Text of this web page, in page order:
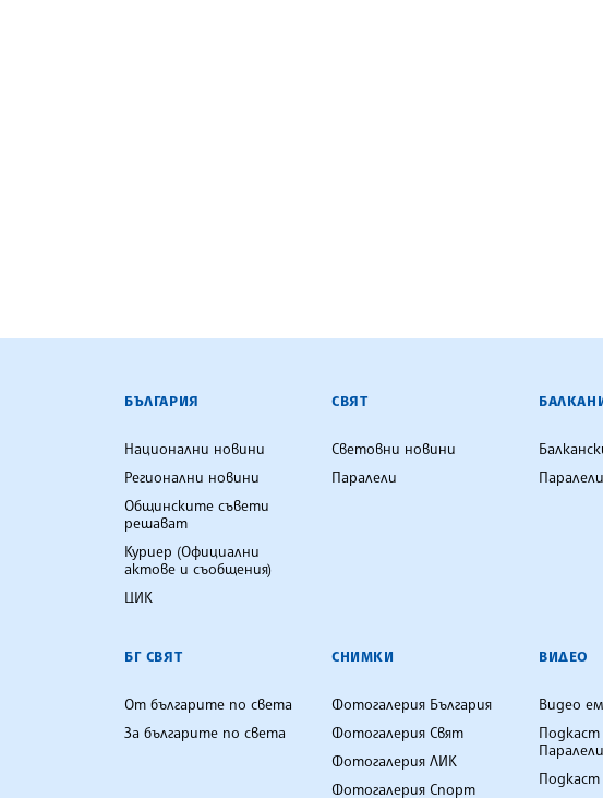
БЪЛГАРСКА ТЕЛЕГРАФНА АГЕНЦИЯ
БЪЛГАРИЯ
Национални новини
Регионални новини
Общинските съвети
решават
Куриер (Официални
актове и съобщения)
ЦИК
СВЯТ
Световни новини
Паралели
Паралели
БГ СВЯТ
От българите по света
За българите по света
СНИМКИ
Фотогалерия България
Фотогалерия Свят
Фотогалерия ЛИК
Фотогалерия Спорт
ВИДЕО
Видео
Подкаст
Паралели
Подкаст